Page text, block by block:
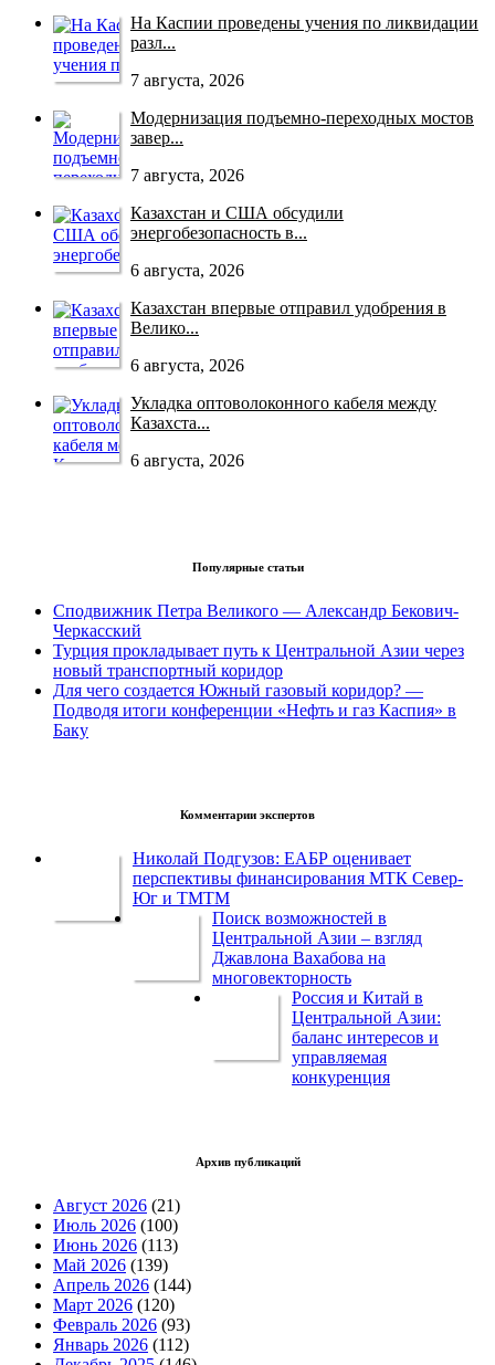
На Каспии проведены учения по ликвидации
разл...
7 августа, 2026
Модернизация подъемно-переходных мостов
завер...
7 августа, 2026
Казахстан и США обсудили
энергобезопасность в...
6 августа, 2026
Казахстан впервые отправил удобрения в
Велико...
6 августа, 2026
Укладка оптоволоконного кабеля между
Казахста...
6 августа, 2026
Популярные статьи
Сподвижник Петра Великого — Александр Бекович-
Черкасский
Турция прокладывает путь к Центральной Азии через
новый транспортный коридор
Для чего создается Южный газовый коридор? —
Подводя итоги конференции «Нефть и газ Каспия» в
Баку
Комментарии экспертов
Николай Подгузов: ЕАБР оценивает
перспективы финансирования МТК Север-
Юг и ТМТМ
Поиск возможностей в
Центральной Азии – взгляд
Джавлона Вахабова на
многовекторность
Россия и Китай в
Центральной Азии:
баланс интересов и
управляемая
конкуренция
Архив публикаций
Август 2026 (21)
Июль 2026 (100)
Июнь 2026 (113)
Май 2026 (139)
Апрель 2026 (144)
Март 2026 (120)
Февраль 2026 (93)
Январь 2026 (112)